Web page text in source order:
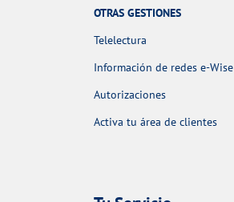
OTRAS GESTIONES
Telelectura
Información de redes e-Wise
Autorizaciones
Activa tu área de clientes